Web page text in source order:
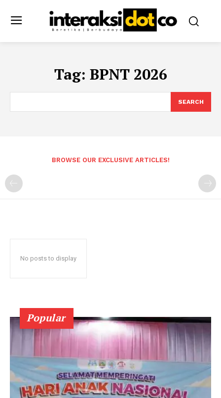
Tag: BPNT 2026
SEARCH
BROWSE OUR EXCLUSIVE ARTICLES!
No posts to display
Popular